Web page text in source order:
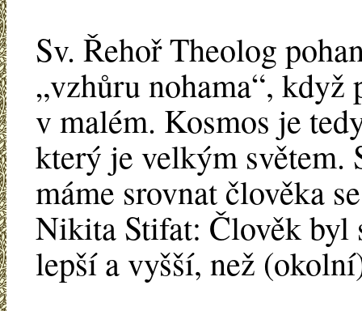
Sv. Řehoř Theolog
„vzhůru nohama“,
v malém. Kosmos je
který je velkým světem.
máme srovnat člověka
Nikita Stifat: Člověk byl
lepší a vyšší, než